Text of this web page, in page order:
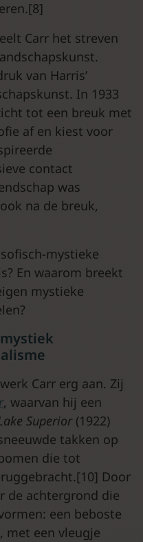
Carr het streven
van Harris’
In 1933
tot een breuk met
af en kiest voor
contact
was
na de breuk,
mystieke
En waarom breekt
mystieke
Carr erg aan. Zij
, waarvan hij een
Superior(1922)
takken op
die tot
Door
de achtergrond die
een beboste
met een vleugje